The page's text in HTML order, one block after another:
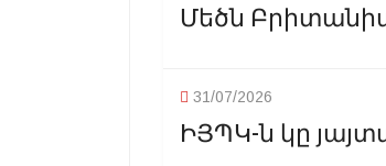
Մեծն
31/07/2026
ԻՅՊԿ-ն կը